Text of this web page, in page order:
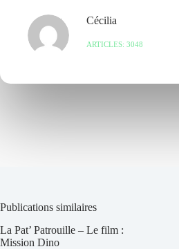
Cécilia
ARTICLES: 3048
Publications similaires
La Pat’ Patrouille – Le film :
Mission Dino